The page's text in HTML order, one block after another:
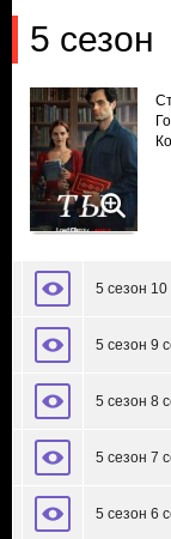
5 сезон
5 сезон 10
5 сезон 9
5 сезон 8
5 сезон 7
5 сезон 6